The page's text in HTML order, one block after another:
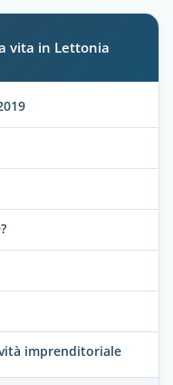
vita in Lettonia
imprenditoriale